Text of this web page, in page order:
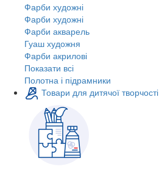
Фарби художні
Фарби художні
Фарби акварель
Гуаш художня
Фарби акрилові
Показати всі
Полотна і підрамники
Товари для дитячої творчості